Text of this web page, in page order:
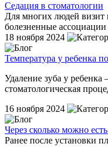
Седация в стоматологии
Для многих людей визит
болезненные ассоциации
18 ноября 2024
Температура у ребенка
Удаление зуба у ребенка
стоматологическая
16 ноября 2024
Через сколько можно
Ранее после установки